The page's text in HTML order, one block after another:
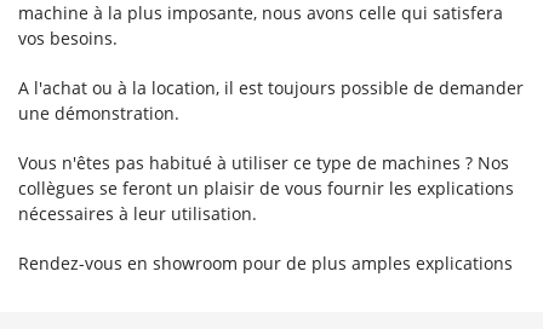
machine à la plus imposante, nous avons celle qui satisfera
vos besoins.
A l'achat ou à la location, il est toujours possible de demander
une démonstration.
Vous n'êtes pas habitué à utiliser ce type de machines ? Nos
collègues se feront un plaisir de vous fournir les explications
nécessaires à leur utilisation.
Rendez-vous en showroom pour de plus amples explications